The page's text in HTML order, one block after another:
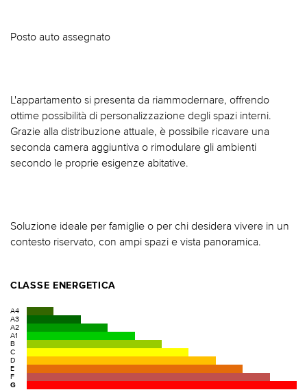
Posto auto assegnato
L'appartamento si presenta da riammodernare, offrendo
ottime possibilità di personalizzazione degli spazi interni.
Grazie alla distribuzione attuale, è possibile ricavare una
seconda camera aggiuntiva o rimodulare gli ambienti
secondo le proprie esigenze abitative.
Soluzione ideale per famiglie o per chi desidera vivere in un
contesto riservato, con ampi spazi e vista panoramica.
CLASSE ENERGETICA
A4
A3
A2
A1
B
C
D
E
F
G